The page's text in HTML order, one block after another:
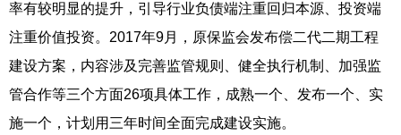
率有较明显的提升，引导行业负债端注重回归本源、投资端
注重价值投资。2017年9月，原保监会发布偿二代二期工程
建设方案，内容涉及完善监管规则、健全执行机制、加强监
管合作等三个方面26项具体工作，成熟一个、发布一个、实
施一个，计划用三年时间全面完成建设实施。